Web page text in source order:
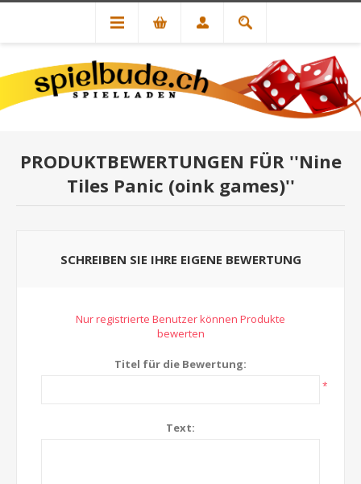
PRODUKTBEWERTUNGEN FÜR
Nine
Tiles Panic (oink games)
SCHREIBEN SIE IHRE EIGENE BEWERTUNG
Nur registrierte Benutzer können Produkte
bewerten
Titel für die Bewertung:
*
Text: